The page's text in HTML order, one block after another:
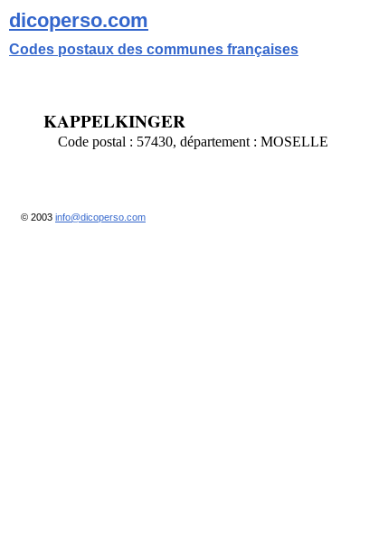
dicoperso.com
Codes postaux des communes françaises
KAPPELKINGER
Code postal : 57430, département : MOSELLE
© 2003 info@dicoperso.com